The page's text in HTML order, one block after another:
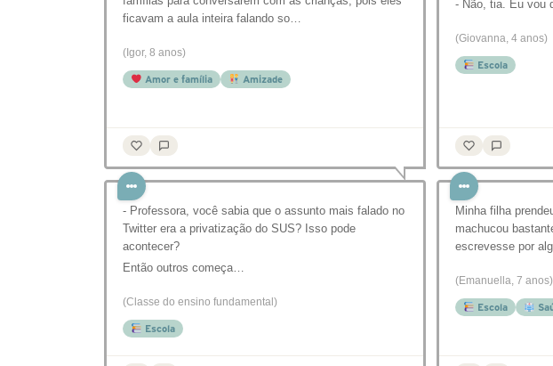
ficavam a aula inteira falando so…
(Igor, 8 anos)
Amor e família Amizade
- Não, tia. Eu vou
(Giovanna, 4 anos)
Escola
- Professora, você sabia que o assunto mais falado no
Twitter era a privatização do SUS? Isso pode
acontecer?
Então outros começa…
(Classe do ensino fundamental)
Escola
Minha filha
machucou
escrevesse por
(Emanuella, 7 anos)
Escola